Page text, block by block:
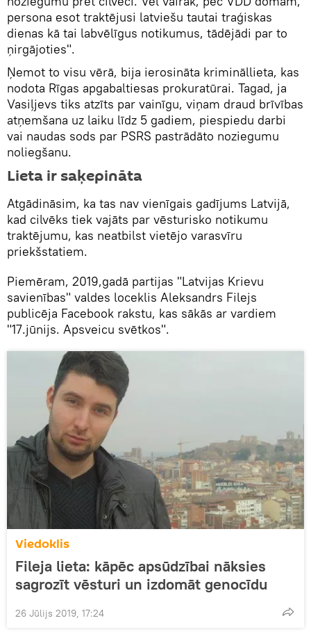
persona esot traktējusi latviešu tautai traģiskas
dienas kā tai labvēlīgus notikumus, tādējādi par to
ņirgājoties".
Ņemot to visu vērā, bija ierosināta krimināllieta, kas
nodota Rīgas apgabaltiesas prokuratūrai. Tagad, ja
Vasiļjevs tiks atzīts par vainīgu, viņam draud brīvības
atņemšana uz laiku līdz 5 gadiem, piespiedu darbi
vai naudas sods par PSRS pastrādāto noziegumu
noliegšanu.
Lieta ir saķepināta
Atgādināsim, ka tas nav vienīgais gadījums Latvijā,
kad cilvēks tiek vajāts par vēsturisko notikumu
traktējumu, kas neatbilst vietējo varasvīru
priekšstatiem.
Piemēram, 2019,gadā partijas "Latvijas Krievu
savienības" valdes loceklis Aleksandrs Filejs
publicēja Facebook rakstu, kas sākās ar vardiem
"17.jūnijs. Apsveicu svētkos".
Viedoklis
Fileja lieta: kāpēc apsūdzībai nāksies
sagrozīt vēsturi un izdomāt genocīdu
26 Jūlijs 2019, 17:24